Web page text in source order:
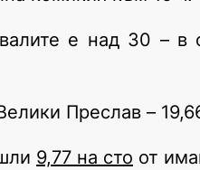
е над 30 –
Преслав –
9,77 на сто от